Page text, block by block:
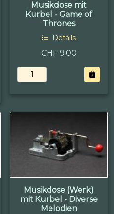
Musikdose mit
Kurbel - Game of
Thrones
Details
CHF 9.00
Musikdose (Werk)
mit Kurbel - Diverse
Melodien